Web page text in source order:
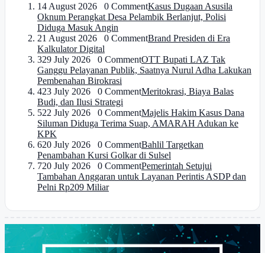
14 August 2026 0 CommentKasus Dugaan Asusila
Oknum Perangkat Desa Pelambik Berlanjut, Polisi
Diduga Masuk Angin
21 August 2026 0 CommentBrand Presiden di Era
Kalkulator Digital
329 July 2026 0 CommentOTT Bupati LAZ Tak
Ganggu Pelayanan Publik, Saatnya Nurul Adha Lakukan
Pembenahan Birokrasi
423 July 2026 0 CommentMeritokrasi, Biaya Balas
Budi, dan Ilusi Strategi
522 July 2026 0 CommentMajelis Hakim Kasus Dana
Siluman Diduga Terima Suap, AMARAH Adukan ke
KPK
620 July 2026 0 CommentBahlil Targetkan
Penambahan Kursi Golkar di Sulsel
720 July 2026 0 CommentPemerintah Setujui
Tambahan Anggaran untuk Layanan Perintis ASDP dan
Pelni Rp209 Miliar